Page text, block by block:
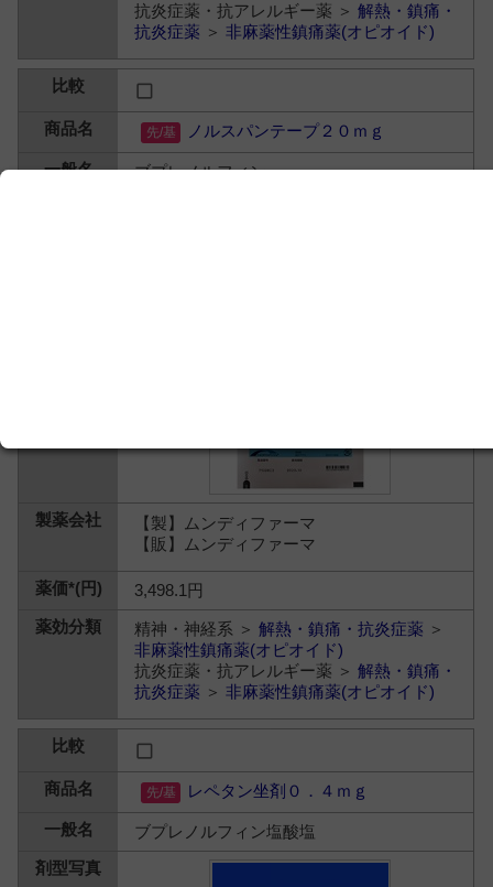
抗炎症薬・抗アレルギー薬 ＞解熱・鎮痛・
抗炎症薬 ＞非麻薬性鎮痛薬(オピオイド)
ノルスパンテープ２０ｍｇ
ブプレノルフィン
【製】ムンディファーマ
【販】ムンディファーマ
3,498.1円
精神・神経系 ＞解熱・鎮痛・抗炎症薬 ＞
非麻薬性鎮痛薬(オピオイド)
抗炎症薬・抗アレルギー薬 ＞解熱・鎮痛・
抗炎症薬 ＞非麻薬性鎮痛薬(オピオイド)
レペタン坐剤０．４ｍｇ
ブプレノルフィン塩酸塩